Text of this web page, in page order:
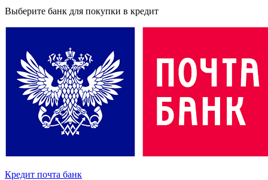
Выберите банк для покупки в кредит
Кредит почта банк